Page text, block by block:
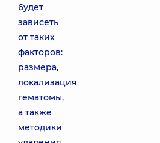
будет
зависеть
от таких
факторов:
размера,
локализация
гематомы,
а также
методики